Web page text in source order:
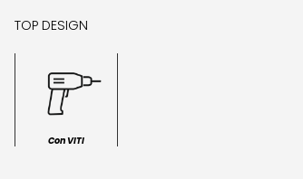
TOP DESIGN
Con VITI